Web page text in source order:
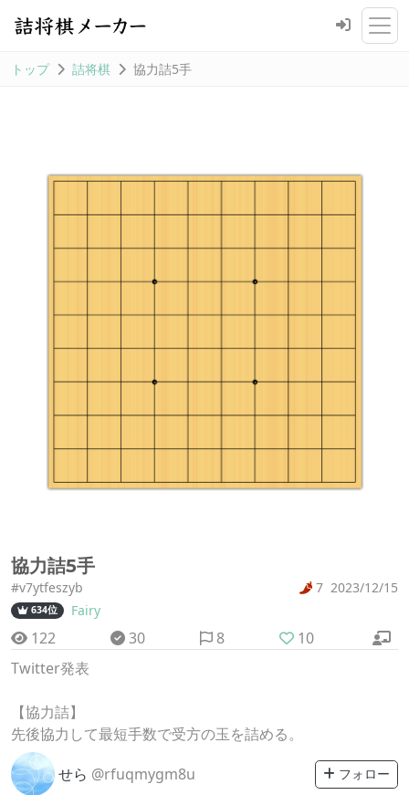
トップ 詰将棋 協力詰5手
協力詰5手
#v7ytfeszyb 7 2023/12/15
634位 Fairy
122 30 8
10
Twitter発表
【協力詰】
先後協力して最短手数で受方の玉を詰める。
せら @rfuqmygm8u フォロー